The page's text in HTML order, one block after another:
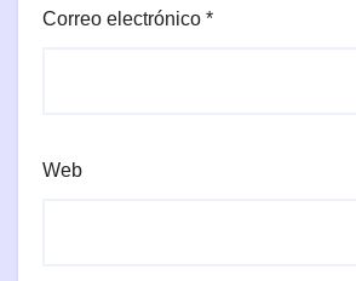
Correo electrónico *
Web